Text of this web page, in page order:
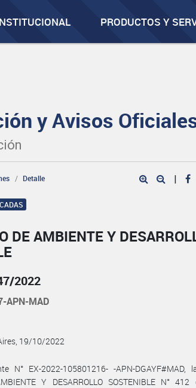
PRODUCTOS Y
y Avisos
Detalle |
DE AMBIENTE Y
2022
APN-MAD
19/10/2022
N° EX-2022-105801216- -APN-DGAYF#MAD,
Y DESARROLLO SOSTENIBLE N°